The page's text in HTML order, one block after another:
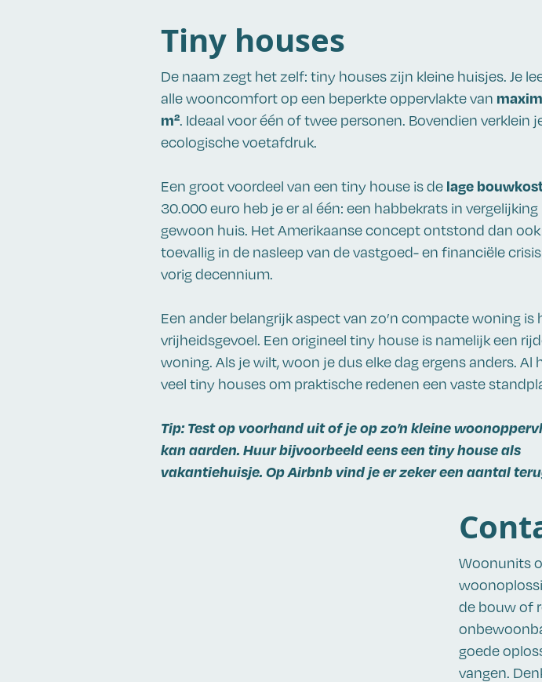
Tiny houses
De naam zegt het zelf: tiny houses zijn kleine huisjes. Je
alle wooncomfort op een beperkte oppervlakte van
m². Ideaal voor één of twee personen. Bovendien verklein
ecologische voetafdruk.
Een groot voordeel van een tiny house is de lage
30.000 euro heb je er al één: een habbekrats in
gewoon huis. Het Amerikaanse concept ontstond dan
toevallig in de nasleep van de vastgoed- en financiële
vorig decennium.
Een ander belangrijk aspect van zo’n compacte woning is
vrijheidsgevoel. Een origineel tiny house is namelijk een
woning. Als je wilt, woon je dus elke dag ergens anders. Al
veel tiny houses om praktische redenen een vaste
Tip: Test op voorhand uit of je op zo’n kleine
kan aarden. Huur bijvoorbeeld eens een tiny house als
vakantiehuisje. Op Airbnb vind je er zeker een aantal
Woonunits
de bouw of
goede
vangen.